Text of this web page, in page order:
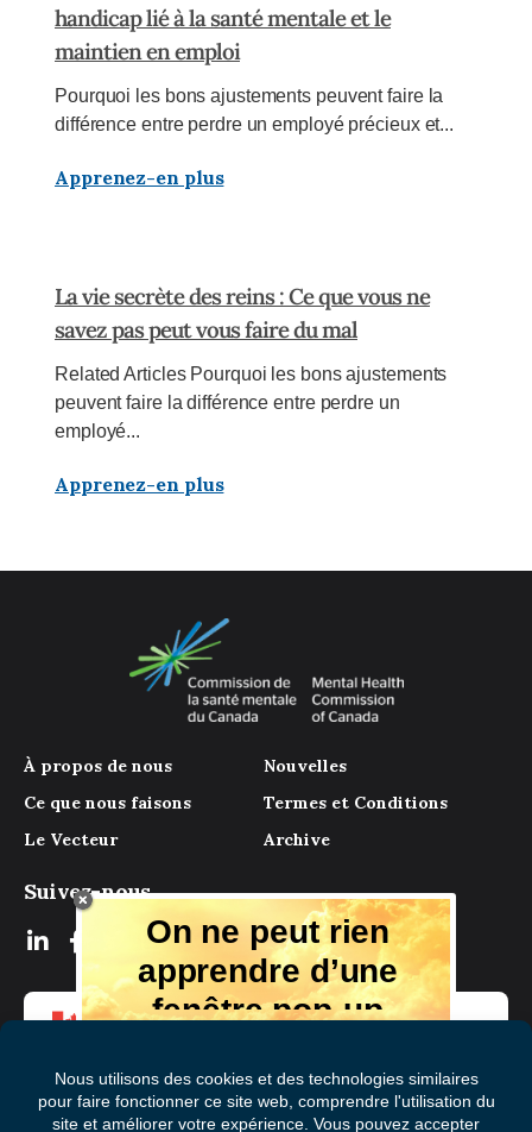
handicap lié à la santé mentale et le
maintien en emploi
Pourquoi les bons ajustements peuvent faire la
différence entre perdre un employé précieux et...
Apprenez-en plus
La vie secrète des reins : Ce que vous ne
savez pas peut vous faire du mal
Related Articles Pourquoi les bons ajustements
peuvent faire la différence entre perdre un
employé...
Apprenez-en plus
À propos de nous
Ce que nous faisons
Le Vecteur
Nouvelles
Termes et Conditions
Archive
Suivez-nous
On ne peut rien
apprendre d’une
fenêtre pop-up
et de ceux qui ont vécu l'expérience.
Recevez chaque mois des conseils et